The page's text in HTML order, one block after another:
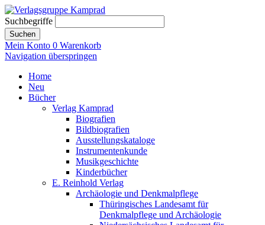
Suchbegriffe
Suchen
Mein Konto 0 Warenkorb
Navigation überspringen
Home
Neu
Bücher
Verlag Kamprad
Biografien
Bildbiografien
Ausstellungskataloge
Instrumentenkunde
Musikgeschichte
Kinderbücher
E. Reinhold Verlag
Archäologie und Denkmalpflege
Thüringisches Landesamt für
Denkmalpflege und Archäologie